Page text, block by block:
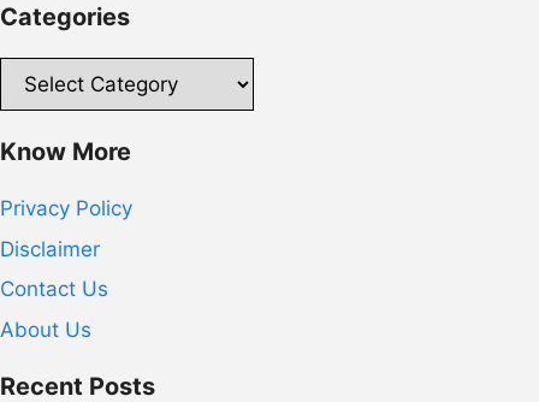
Categories
Categories
Know More
Privacy Policy
Disclaimer
Contact Us
About Us
Recent Posts